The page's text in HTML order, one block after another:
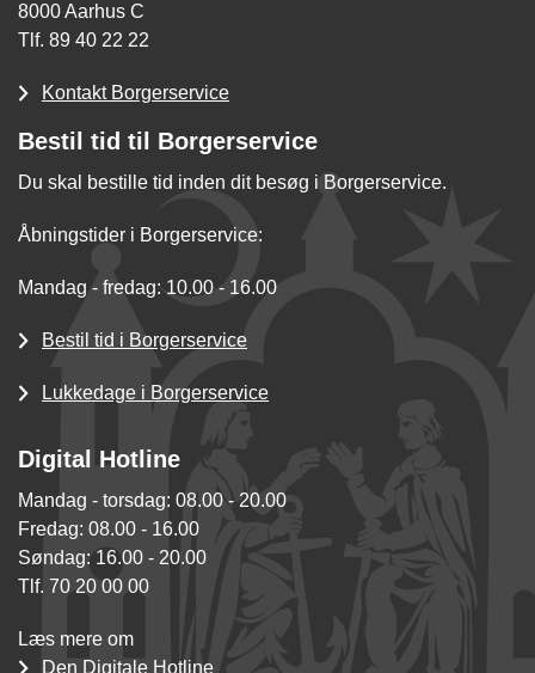
8000 Aarhus C
Tlf. 89 40 22 22
Kontakt Borgerservice
Bestil tid til Borgerservice
Du skal bestille tid inden dit besøg i Borgerservice.
Åbningstider i Borgerservice:
Mandag - fredag: 10.00 - 16.00
Bestil tid i Borgerservice
Lukkedage i Borgerservice
Digital Hotline
Mandag - torsdag: 08.00 - 20.00
Fredag: 08.00 - 16.00
Søndag: 16.00 - 20.00
Tlf. 70 20 00 00
Læs mere om
Den Digitale Hotline